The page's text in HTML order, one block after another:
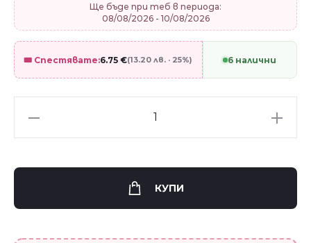
Ще бъде при теб в периода:
08/08/2026 - 10/08/2026
🎟️ Спестявате:6.75€(13.20 лв. · 25%) 6 налични
"Dragonfly
quantity
КУПИ